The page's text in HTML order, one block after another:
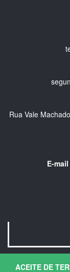
ACEITE DE
Rua Vale
E-mail